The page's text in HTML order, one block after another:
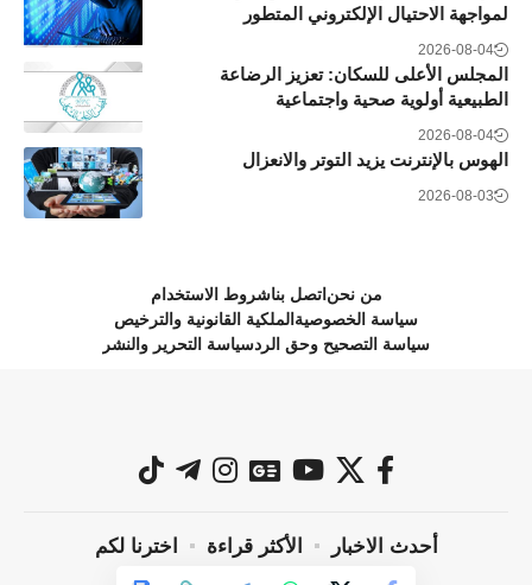
لمواجهة الاحتيال الإلكتروني المتطور
2026-08-04
المجلس الأعلى للسكان: تعزيز الرضاعة
الطبيعية أولوية صحية واجتماعية
2026-08-04
الهوس بالإنترنت يزيد التوتر والانعزال
2026-08-03
من نحن اتصل بناشروط الاستخدام
سياسة الخصوصية الملكية القانونية والترخيص
سياسة التصحيح وحق الردسياسة التحرير والنشر
أحدث الاخبار الأكثر قراءة اخترنا لكم